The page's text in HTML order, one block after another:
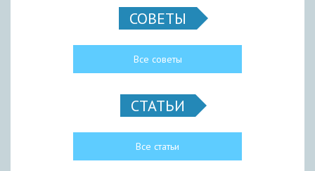
СОВЕТЫ
Все советы
СТАТЬИ
Все статьи